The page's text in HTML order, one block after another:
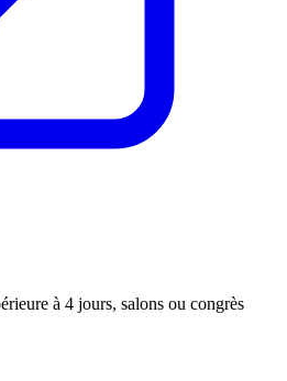
à 4 jours, salons ou congrès